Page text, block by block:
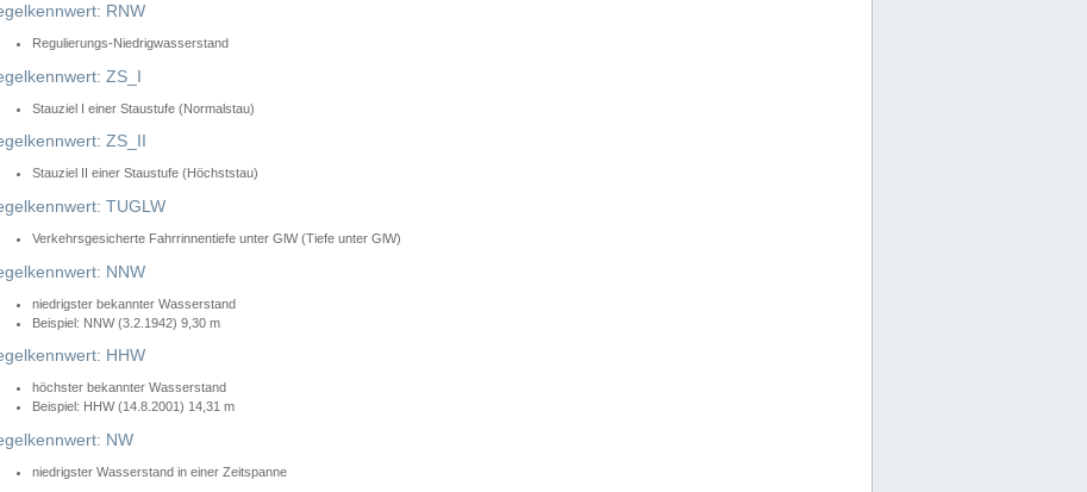
RNW
Regulierungs-Niedrigwasserstand
ZS_I
Stauziel I einer Staustufe (Normalstau)
ZS_II
Stauziel II einer Staustufe (Höchststau)
TUGLW
Verkehrsgesicherte Fahrrinnentiefe unter GlW (Tiefe unter GlW)
NNW
niedrigster bekannter Wasserstand
Beispiel: NNW (3.2.1942) 9,30 m
HHW
höchster bekannter Wasserstand
Beispiel: HHW (14.8.2001) 14,31 m
NW
niedrigster Wasserstand in einer Zeitspanne